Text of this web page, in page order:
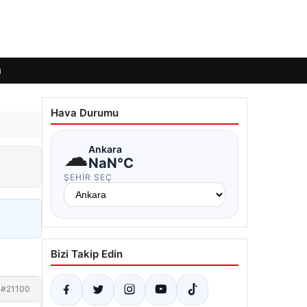
#21100
Hava Durumu
☁Ankara
NaN°C
ŞEHIR SEÇ
Bizi Takip Edin